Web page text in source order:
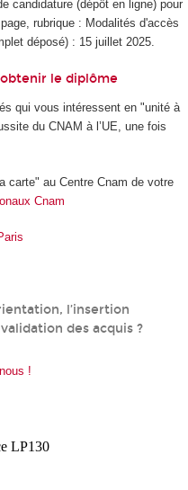
candidature (dépôt en ligne) pour
rubrique : Modalités d'accès
déposé) : 15 juillet 2025.
le diplôme
qui vous intéressent en "unité à
du CNAM à l’UE, une fois
carte" au Centre Cnam de votre
Cnam
l’insertion
des acquis ?
!